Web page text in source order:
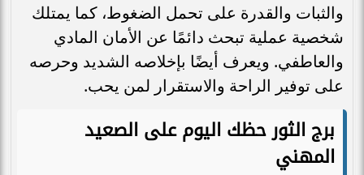
والثبات والقدرة على تحمل الضغوط، كما يمتلك
شخصية عملية تبحث دائمًا عن الأمان المادي
والعاطفي. ويعرف أيضًا بإخلاصه الشديد وحرصه
على توفير الراحة والاستقرار لمن يحب.
برج الثور حظك اليوم على الصعيد
المهني